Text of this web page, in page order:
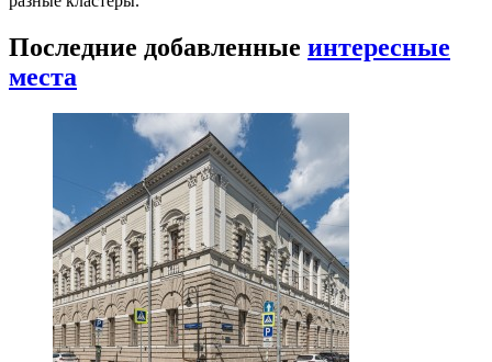
Последние добавленные интересные
места